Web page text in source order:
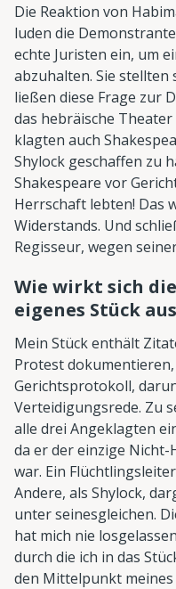
Die Reaktion von
luden die
echte Juristen ein, um
abzuhalten. Sie stellten
ließen diese Frage zur
das hebräische
klagten auch
Shylock geschaffen zu
Shakespeare vor
Herrschaft lebten! Das
Widerstands. Und
Regisseur, wegen
Wie wirkt sich
eigenes Stück
Mein Stück enthält
Protest
Gerichtsprotokoll,
Verteidigungsrede. Zu
alle drei Angeklagten
da er der einzige Nicht-
war. Ein
Andere, als Shylock,
unter seinesgleichen.
hat mich nie
durch die ich in das
den Mittelpunkt meines